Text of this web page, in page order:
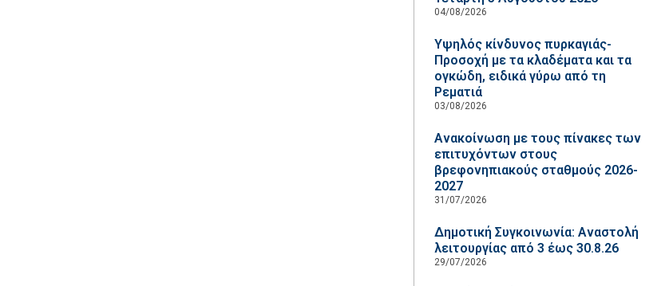
04/08/2026
Υψηλός κίνδυνος πυρκαγιάς-
Προσοχή με τα κλαδέματα και τα
ογκώδη, ειδικά γύρω από τη
Ρεματιά
03/08/2026
Ανακοίνωση με τους πίνακες των
επιτυχόντων στους
βρεφονηπιακούς σταθμούς 2026-
2027
31/07/2026
Δημοτική Συγκοινωνία: Αναστολή
λειτουργίας από 3 έως 30.8.26
29/07/2026